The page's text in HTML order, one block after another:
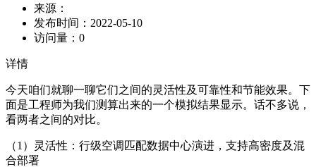
来源：
发布时间： 2022-05-10
访问量： 0
详情
今天咱们就聊一聊它们之间的灵活性及可靠性和节能效果。下
面是工程师为我们测算出来的一个模拟结果显示。话不多说，
看两者之间的对比。
（1）灵活性：行级空调匹配数据中心演进，支持高密度及混
合部署